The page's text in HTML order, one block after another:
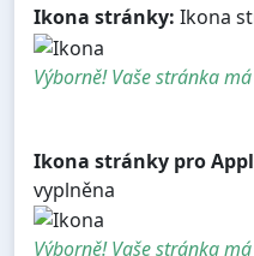
Ikona stránky: Ikona
Výborně! Vaše stránka
Ikona stránky pro
vyplněna
Výborně! Vaše stránka